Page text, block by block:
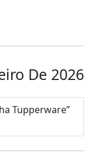
De 2026
Tupperware”